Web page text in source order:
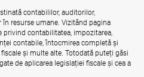
banii confiscați vor fi utilizați
și în interes public
Guvernul RM
contabililor, auditorilor,
resurse umane. Vizitând pagina
privind contabilitatea, impozitarea,
contabile, întocmirea completă și
și multe alte. Totodată puteți găsi
de aplicarea legislației fiscale și cea a